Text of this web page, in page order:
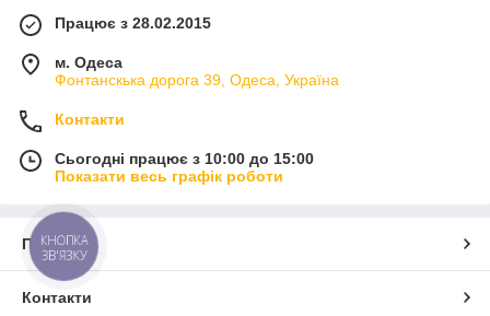
Працює з 28.02.2015
м. Одеса
Фонтанскька дорога 39, Одеса, Україна
Контакти
Сьогодні працює з 10:00 до 15:00
Показати весь графік роботи
Про нас
Контакти
КНОПКА
ЗВ'ЯЗКУ